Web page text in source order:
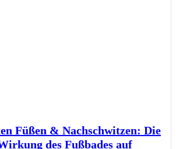
Füßen & Nachschwitzen: Die
des Fußbades auf